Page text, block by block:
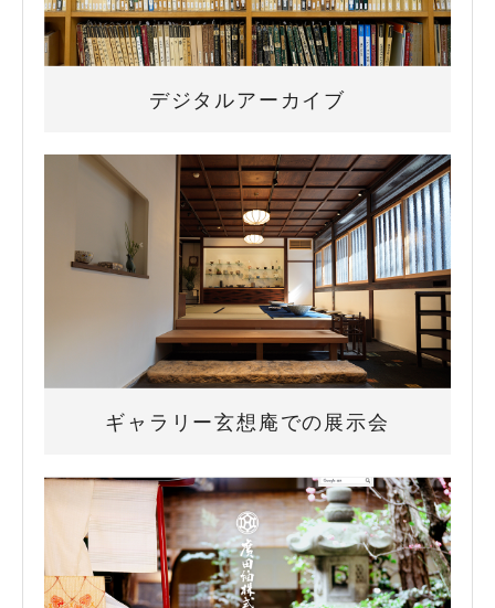
デジタルアーカイブ
ギャラリー玄想庵での展示会